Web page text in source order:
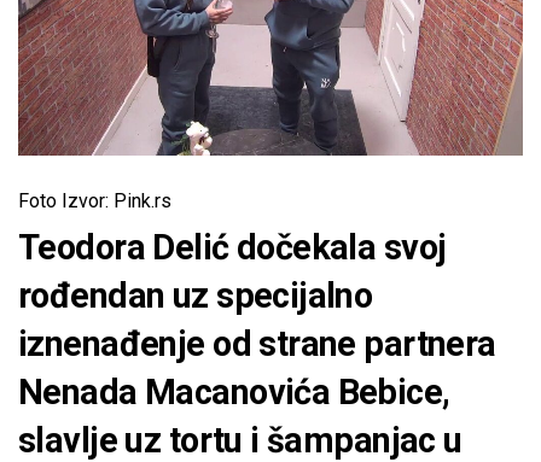
Foto Izvor: Pink.rs
Teodora Delić dočekala svoj
rođendan uz specijalno
iznenađenje od strane partnera
Nenada Macanovića Bebice,
slavlje uz tortu i šampanjac u